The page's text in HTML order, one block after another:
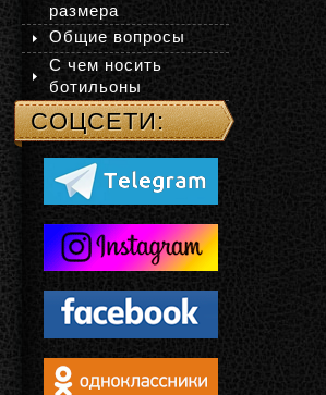
размера
Общие вопросы
С чем носить
ботильоны
СОЦСЕТИ: